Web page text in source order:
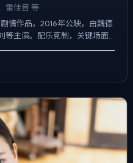
雷佳音 等
情作品，2016年公映，由魏德
等主演。配乐克制，关键场面
叙事节点，每场打斗...